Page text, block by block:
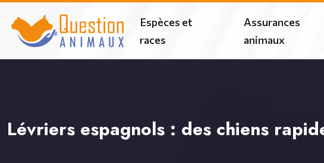
Espèces et
races
Assurances
animaux
Lévriers espagnols : des chiens